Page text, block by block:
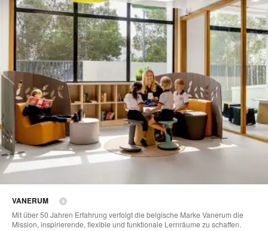
VANERUM
Mit über 50 Jahren Erfahrung verfolgt die belgische Marke Vanerum die
Mission, inspirierende, flexible und funktionale Lernräume zu schaffen.